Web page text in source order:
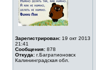
Зарегистрирован: 19 окт 2013
21:41
Сообщения: 878
Откуда: г.Багратионовск
Калининградская обл.